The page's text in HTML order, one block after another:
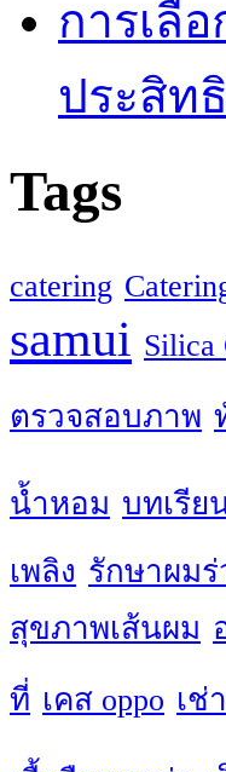
การเลื
ประสิท
Tags
catering
samui Silica
ตรวจสอบภาพ
น้ำหอม บทเรีย
เพลิง รักษาผมร่
สุขภาพเส้นผม
ที่ เคส oppo เช่